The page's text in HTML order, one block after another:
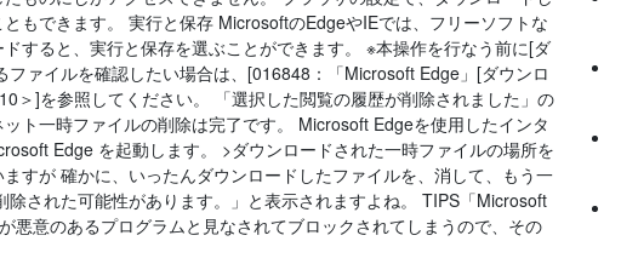
もできます。 実行と保存 MicrosoftのEdgeやIEでは、フリーソフトな
すると、実行と保存を選ぶことができます。 ※本操作を行なう前に[ダ
ァイルを確認したい場合は、[016848：「Microsoft Edge」[ダウンロ
＞]を参照してください。 「選択した閲覧の履歴が削除されました」の
ト一時ファイルの削除は完了です。 Microsoft Edgeを使用したインタ
Edge を起動します。 >ダウンロードされた一時ファイルの場所を
すが 確かに、いったんダウンロードしたファイルを、消して、もう一
された可能性があります。」と表示されますよね。 TIPS「Microsoft
悪意のあるプログラムと見なされてブロックされてしまうので、その